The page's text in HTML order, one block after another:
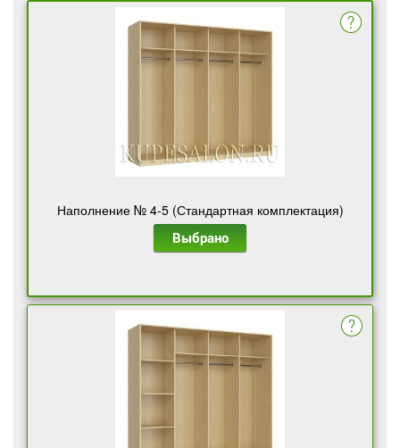
Наполнение № 4-5 (Стандартная комплектация)
Выбрано